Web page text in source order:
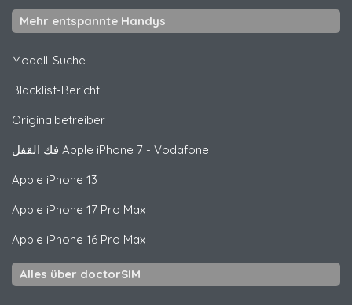
Mehr entspannte Handys
Modell-Suche
Blacklist-Bericht
Originalbetreiber
Apple iPhone 7 - Vodafone
Apple iPhone 13
Apple iPhone 17 Pro Max
Apple iPhone 16 Pro Max
Alles über doctorSIM